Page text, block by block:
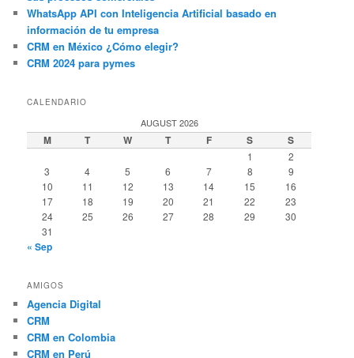
WhatsApp API con Inteligencia Artificial basado en
información de tu empresa
CRM en México ¿Cómo elegir?
CRM 2024 para pymes
CALENDARIO
AUGUST 2026
M T W T F S S
1
2
3
4 5 6 7 8
9
10
11 12 13 14 15
16
17
18 19 20 21 22
23
24
25 26 27 28 29
30
31
« Sep
AMIGOS
Agencia Digital
CRM
CRM en Colombia
CRM en Perú